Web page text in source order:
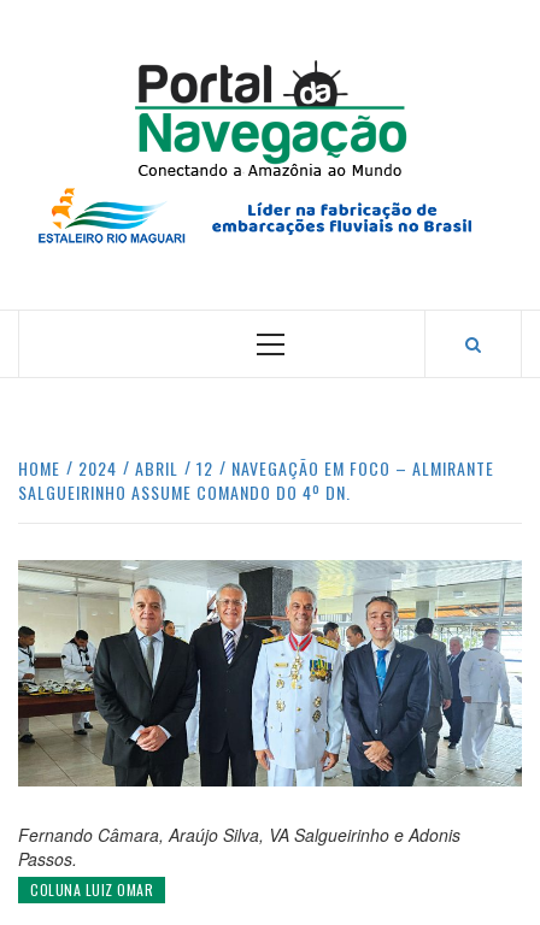
CONECTANDO A AMAZÔNIA COM O MUNDO.
Primary
HOME 2024 ABRIL 12
NAVEGAÇÃO EM FOCO – ALMIRANTE
SALGUEIRINHO ASSUME COMANDO DO 4º DN.
Fernando Câmara, Araújo Silva, VA Salgueirinho e Adonis
Passos.
COLUNA LUIZ OMAR